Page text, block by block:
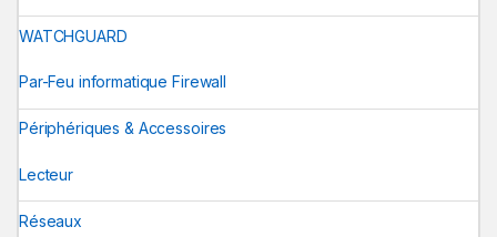
WATCHGUARD
Par-Feu informatique Firewall
Périphériques & Accessoires
Lecteur
Réseaux